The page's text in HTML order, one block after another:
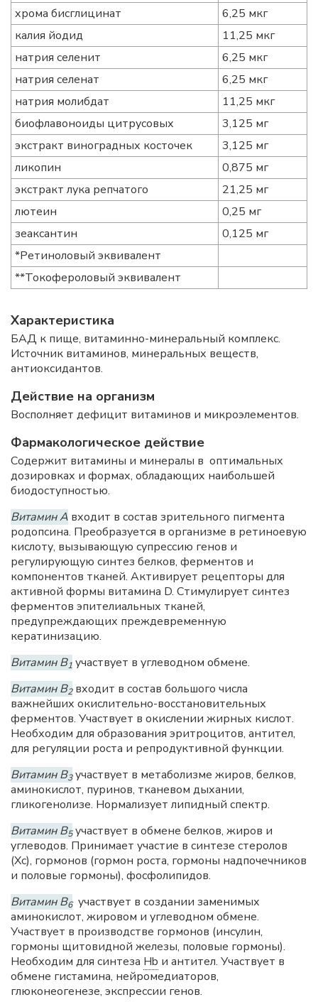
хрома бисглицинат
6,25 мкг
калия йодид
11,25 мкг
натрия селенит
6,25 мкг
натрия селенат
6,25 мкг
натрия молибдат
11,25 мкг
биофлавоноиды цитрусовых
3,125 мг
экстракт виноградных косточек
3,125 мг
ликопин
0,875 мг
экстракт лука репчатого
21,25 мг
лютеин
0,25 мг
зеаксантин
0,125 мг
*Ретиноловый эквивалент
**Токофероловый эквивалент
Характеристика
БАД к пище, витаминно-минеральный комплекс.
Источник витаминов, минеральных веществ,
антиоксидантов.
Действие на организм
Восполняет дефицит витаминов и микроэлементов.
Фармакологическое действие
Содержит витамины и минералы в оптимальных
дозировках и формах, обладающих наибольшей
биодоступностью.
Витамин А входит в состав зрительного пигмента
родопсина. Преобразуется в организме в ретиноевую
кислоту, вызывающую супрессию генов и
регулирующую синтез белков, ферментов и
компонентов тканей. Активирует рецепторы для
активной формы витамина D. Стимулирует синтез
ферментов эпителиальных тканей,
предупреждающих преждевременную
кератинизацию.
Витамин В1 участвует в углеводном обмене.
Витамин В2входит в состав большого числа
важнейших окислительно-восстановительных
ферментов. Участвует в окислении жирных кислот.
Необходим для образования эритроцитов, антител,
для регуляции роста и репродуктивной функции.
Витамин В3участвует в метаболизме жиров, белков,
аминокислот, пуринов, тканевом дыхании,
гликогенолизе. Нормализует липидный спектр.
Витамин В5участвует в обмене белков, жиров и
углеводов. Принимает участие в синтезе стеролов
(Хс), гормонов (гормон роста, гормоны надпочечников
и половые гормоны), фосфолипидов.
Витамин В6 участвует в создании заменимых
аминокислот, жировом и углеводном обмене.
Участвует в производстве гормонов (инсулин,
гормоны щитовидной железы, половые гормоны).
Необходим для синтеза Hb и антител. Участвует в
обмене гистамина, нейромедиаторов,
глюконеогенезе, экспрессии генов.